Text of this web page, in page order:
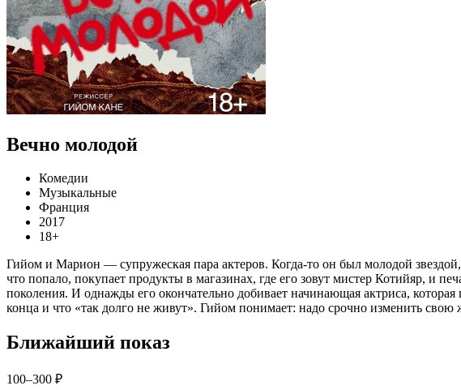
Вечно молодой
Комедии
Музыкальные
Франция
2017
18+
Гийом и Марион — супружеская пара актеров. Когда-то он был молодой
что попало, покупает продукты в магазинах, где его зовут мистер Котийяр, и
поколения. И однажды его окончательно добивает начинающая актриса,
конца и что «так долго не живут». Гийом понимает: надо срочно изменить
Ближайший показ
100–300 ₽